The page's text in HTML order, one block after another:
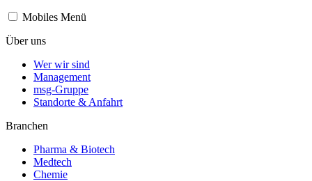
Mobiles Menü
Über uns
Wer wir sind
Management
msg-Gruppe
Standorte & Anfahrt
Branchen
Pharma & Biotech
Medtech
Chemie